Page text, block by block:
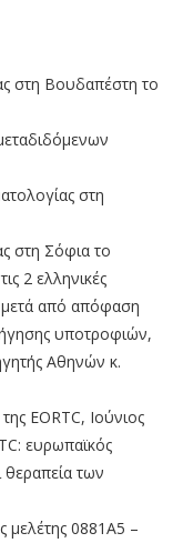
στη Βουδαπέστη το
στη
στη Σόφια το
2 ελληνικές
µετά από απόφαση
υποτροφιών,
Αθηνών κ.
EORTC, Ιούνιος
ευρωπαϊκός
θεραπεία των
µελέτης 0881A5 –